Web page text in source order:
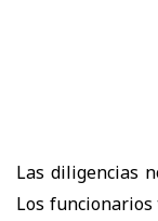
Las diligencias
Los